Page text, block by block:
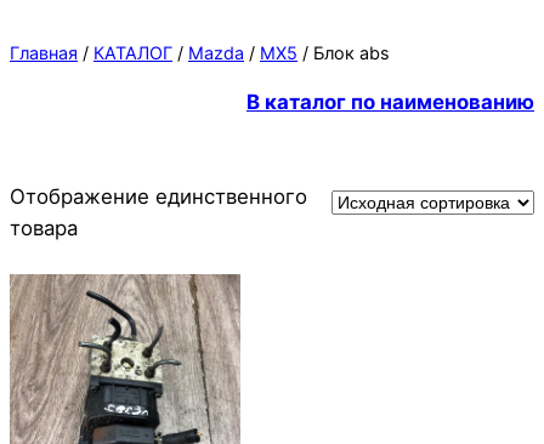
Главная / КАТАЛОГ / Mazda / MX5 / Блок abs
В каталог по наименованию
Отображение единственного
товара